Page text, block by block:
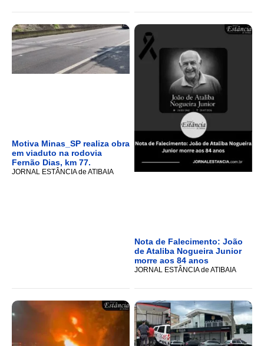
Motiva Minas_SP realiza obra
em viaduto na rodovia
Fernão Dias, km 77.
JORNAL ESTÂNCIA de ATIBAIA
Nota de Falecimento: João
de Ataliba Nogueira Junior
morre aos 84 anos
JORNAL ESTÂNCIA de ATIBAIA